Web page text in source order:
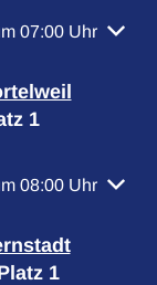
07:00 Uhr
1
08:00 Uhr
1